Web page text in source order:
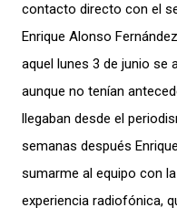
contacto directo con el
Enrique Alonso
aquel lunes 3 de junio se
aunque no tenían
llegaban desde el
semanas después
sumarme al equipo con
experiencia radiofónica,